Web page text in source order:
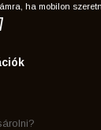
ha mobilon